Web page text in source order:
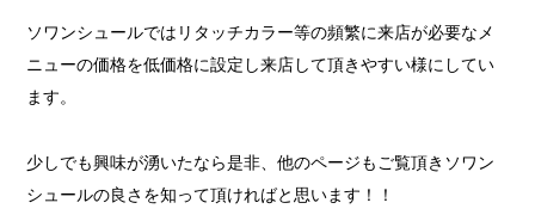
ソワンシュールではリタッチカラー等の頻繁に来店が必要なメ
ニューの価格を低価格に設定し来店して頂きやすい様にしてい
ます。
少しでも興味が湧いたなら是非、他のページもご覧頂きソワン
シュールの良さを知って頂ければと思います！！